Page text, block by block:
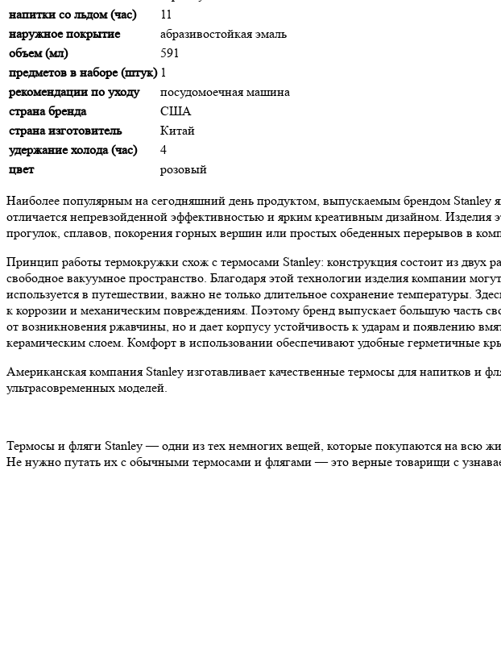
напитки со льдом (час)
11
наружное покрытие
абразивостойкая эмаль
объем (мл)
591
предметов в наборе (штук) 1
рекомендации по уходу
посудомоечная машина
страна бренда
США
страна изготовитель
Китай
удержание холода (час)
4
цвет
розовый
Наиболее популярным на сегодняшний день продуктом, выпускаемым брендом Stanley
отличается непревзойденной эффективностью и ярким креативным дизайном.
прогулок, сплавов, покорения горных вершин или простых обеденных перерывов в
Принцип работы термокружки схож с термосами Stanley: конструкция состоит из
свободное вакуумное пространство. Благодаря этой технологии изделия компании
используется в путешествии, важно не только длительное сохранение температуры.
к коррозии и механическим повреждениям. Поэтому бренд выпускает большую часть
от возникновения ржавчины, но и дает корпусу устойчивость к ударам и появлению
керамическим слоем. Комфорт в использовании обеспечивают удобные герметичные
Американская компания Stanley изготавливает качественные термосы для напитков и
ультрасовременных моделей.
Термосы и фляги Stanley — одни из тех немногих вещей, которые покупаются на всю
Не нужно путать их с обычными термосами и флягами — это верные товарищи с